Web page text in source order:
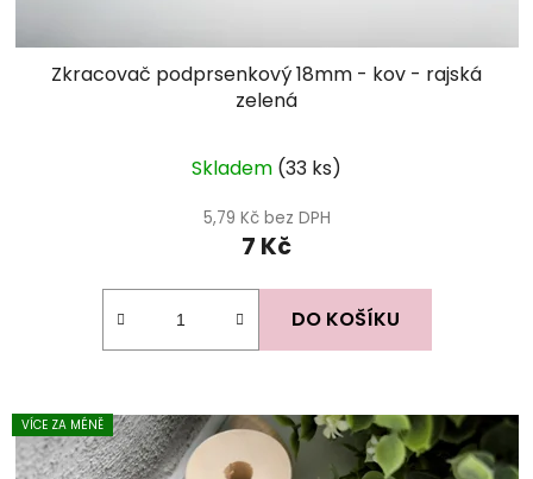
Zkracovač podprsenkový 18mm - kov - rajská
zelená
Skladem (33 ks)
5,79 Kč bez DPH
7 Kč
DO KOŠÍKU
VÍCE ZA MÉNĚ